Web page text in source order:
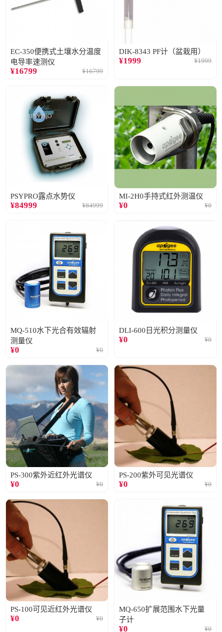
EC-350便携式土壤水分温度
电导率速测仪
¥16799 ¥16799
DIK-8343 PF计（盆栽用）
¥1999 ¥1999
PSYPRO露点水势仪
¥84999 ¥84999
MI-2H0手持式红外测温仪
¥0 ¥0
MQ-510水下光合有效辐射
测量仪
¥0 ¥0
DLI-600日光积分测量仪
¥0 ¥0
PS-300紫外近红外光谱仪
¥0 ¥0
PS-200紫外可见光谱仪
¥0 ¥0
PS-100可见近红外光谱仪
¥0 ¥0
MQ-650扩展范围水下光量
子计
¥0 ¥0